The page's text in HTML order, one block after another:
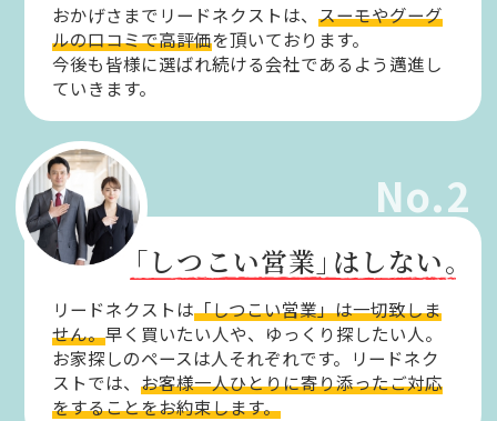
おかげさまでリードネクストは、スーモやグーグ
ルの口コミで高評価を頂いております。
今後も皆様に選ばれ続ける会社であるよう邁進し
ていきます。
No.2
「しつこい営業」はしない。
リードネクストは「しつこい営業」は一切致しま
せん。早く買いたい人や、ゆっくり探したい人。
お家探しのペースは人それぞれです。リードネク
ストでは、お客様一人ひとりに寄り添ったご対応
をすることをお約束します。